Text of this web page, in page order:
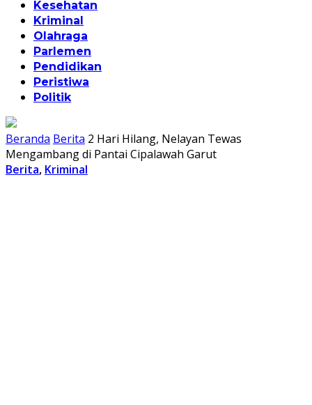
Kesehatan
Kriminal
Olahraga
Parlemen
Pendidikan
Peristiwa
Politik
Beranda Berita 2 Hari Hilang, Nelayan Tewas
Mengambang di Pantai Cipalawah Garut
Berita, Kriminal